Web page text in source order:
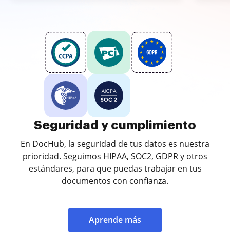
Seguridad y cumplimiento
En DocHub, la seguridad de tus datos es nuestra
prioridad. Seguimos HIPAA, SOC2, GDPR y otros
estándares, para que puedas trabajar en tus
documentos con confianza.
Aprende más